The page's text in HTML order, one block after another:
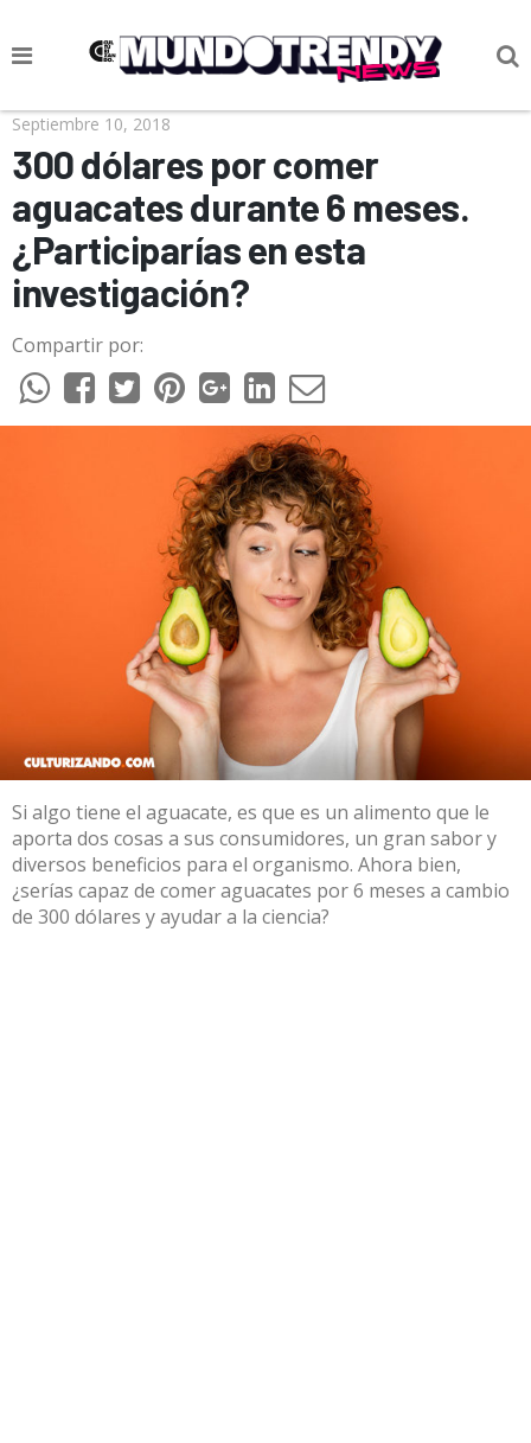
NOTICIAS
CULTURA POP
CIENCIA Y TECNOLOGÍA
VIDA
CULTURIZANDO.COM
Septiembre 10, 2018
300 dólares por comer
aguacates durante 6 meses.
¿Participarías en esta
investigación?
Compartir por:
Si algo tiene el aguacate, es que es un alimento que le
aporta dos cosas a sus consumidores, un gran sabor y
diversos beneficios para el organismo. Ahora bien,
¿serías capaz de comer aguacates por 6 meses a cambio
de 300 dólares y ayudar a la ciencia?